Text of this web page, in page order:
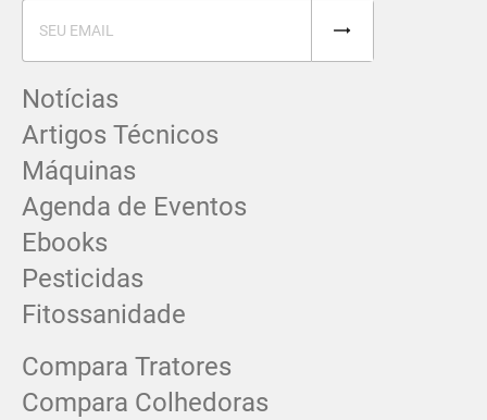
Notícias
Artigos Técnicos
Máquinas
Agenda de Eventos
Ebooks
Pesticidas
Fitossanidade
Compara Tratores
Compara Colhedoras